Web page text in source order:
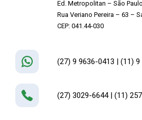
Ed. Metropolitan – São
Rua Veriano Pereira – 63 –
CEP: 041.44-030
(27) 9 9636-0413 | (11)
(27) 3029-6644 | (11)